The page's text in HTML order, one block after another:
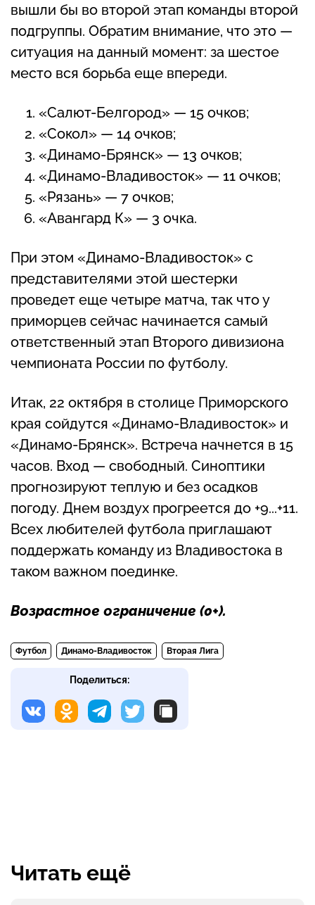
вышли бы во второй этап команды второй
подгруппы. Обратим внимание, что это —
ситуация на данный момент: за шестое
место вся борьба еще впереди.
«Салют-Белгород» — 15 очков;
«Сокол» — 14 очков;
«Динамо-Брянск» — 13 очков;
«Динамо-Владивосток» — 11 очков;
«Рязань» — 7 очков;
«Авангард К» — 3 очка.
При этом «Динамо-Владивосток» с
представителями этой шестерки
проведет еще четыре матча, так что у
приморцев сейчас начинается самый
ответственный этап Второго дивизиона
чемпионата России по футболу.
Итак, 22 октября в столице Приморского
края сойдутся «Динамо-Владивосток» и
«Динамо-Брянск». Встреча начнется в 15
часов. Вход — свободный. Синоптики
прогнозируют теплую и без осадков
погоду. Днем воздух прогреется до +9...+11.
Всех любителей футбола приглашают
поддержать команду из Владивостока в
таком важном поединке.
Возрастное ограничение (0+).
Футбол Динамо-Владивосток Вторая Лига
Поделиться:
Читать ещё